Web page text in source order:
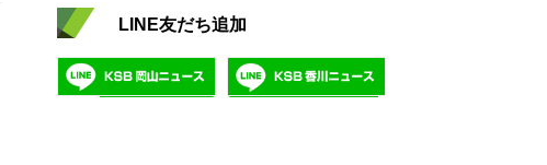
LINE友だち追加